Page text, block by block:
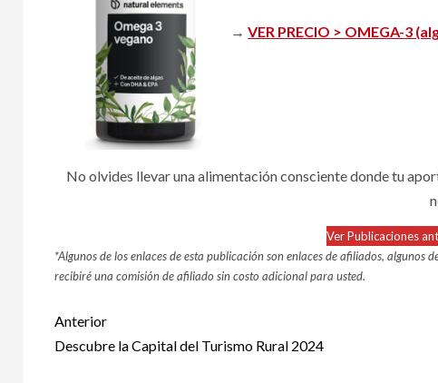
→VER PRECIO > OMEGA-3
No olvides llevar una alimentación consciente donde tu
Ver Publicaciones
*Algunos de los enlaces de esta publicación son enlaces de afiliados, algunos
recibiré una comisión de afiliado sin costo adicional para usted.
Post
navigation
Anterior
Descubre la Capital del Turismo Rural 2024